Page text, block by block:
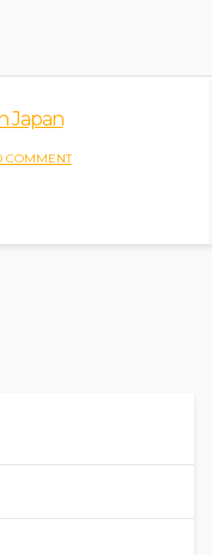
Japan
COMMENT